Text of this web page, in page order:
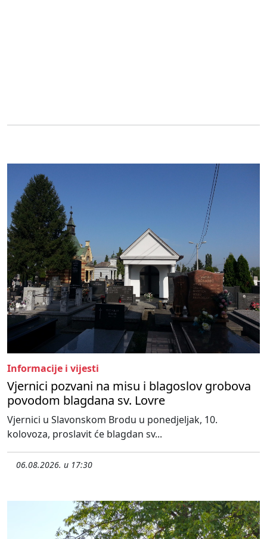
Informacije i vijesti
Vjernici pozvani na misu i blagoslov grobova
povodom blagdana sv. Lovre
Vjernici u Slavonskom Brodu u ponedjeljak, 10.
kolovoza, proslavit će blagdan sv...
06.08.2026. u 17:30